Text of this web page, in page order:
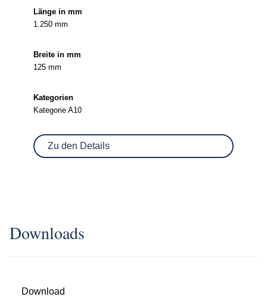
1.250 mm
125 mm
Kategorie A10
Zu den Details
Downloads
Download